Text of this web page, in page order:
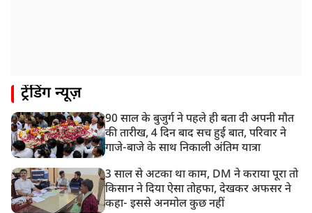
ट्रेंडिंग न्यूज़
90 साल के बुजुर्ग ने पहले ही बता दी अपनी मौत
की तारीख, 4 दिन बाद सच हुई बात, परिवार ने
गाजे-बाजे के साथ निकाली अंतिम यात्रा
3 साल से अटका था काम, DM ने कराया पूरा तो
किसान ने दिया ऐसा तोहफा, देखकर अफसर ने
कहा- इससे अनमोल कुछ नहीं